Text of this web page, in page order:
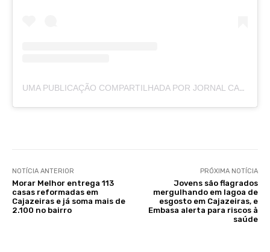
UMA PUBLICAÇÃO COMPARTILHADA POR JORNAL CAJAZEIRAS (@JORNALCAJAZEIRAS)
NOTÍCIA ANTERIOR
Morar Melhor entrega 113
casas reformadas em
Cajazeiras e já soma mais de
2.100 no bairro
PRÓXIMA NOTÍCIA
Jovens são flagrados
mergulhando em lagoa de
esgosto em Cajazeiras, e
Embasa alerta para riscos à
saúde